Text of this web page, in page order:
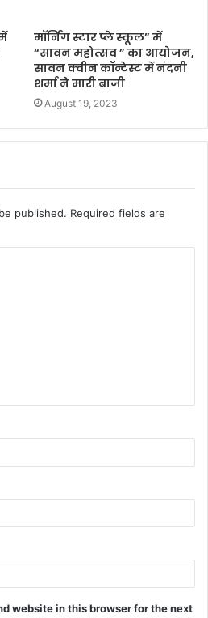
मॉर्निंग स्टार प्ले स्कूल” में
“सावन महोत्सव ” का आयोजन,
सावन क्वीन कॉन्टेस्ट में नंदनी
शर्मा ने मारी बाजी
August 19, 2023
published. Required fields are
website in this browser for the next